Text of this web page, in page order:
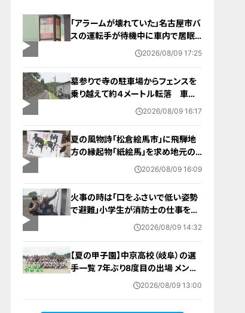
「アラームが壊れていた」名古屋市バ
スの運転手が待機中に車内で居眠
り 47分遅れで運行 金山～妙見
2026/08/09 17:25
墓参りで寺の駐車場からフェンスを
乗り越えて約４メートル転落 車に
乗っていた家族３人けが 岐阜・山
2026/08/09 16:17
夏の風物詩「松倉絵馬市」に飛騨地
方の縁起物「紙絵馬」を求め地元の
人や観光客が訪れる 幸せが駆け込
2026/08/09 16:09
火事の時は「口をふさいで低い姿勢
で避難」小学生が消防士の仕事を体
2026/08/09 14:32
【夏の甲子園】中京高校（岐阜）の選
手一覧 7年ぶり8度目の出場 メンバ
ー・出身中学・特徴は？高校野球
2026/08/09 13:00